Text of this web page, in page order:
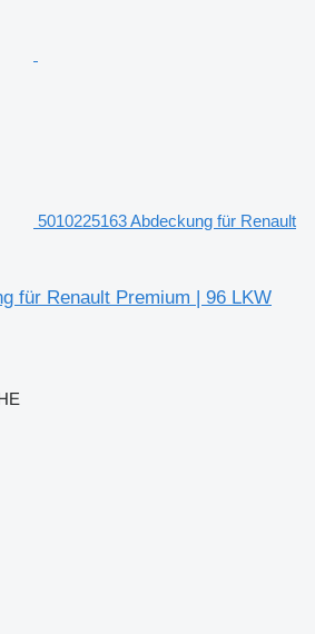
5010225163 Abdeckung für Renault
für Renault Premium | 96 LKW